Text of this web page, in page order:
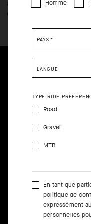
au lieu de les comprimer. Le
et ne blanchit pas lorsqu’il
shopping will
SHIP
Homme
PAYS *
LANGUE
TYPE RIDE
Road
Gravel
MTB
En tant que
politique de
expressément
personnelles